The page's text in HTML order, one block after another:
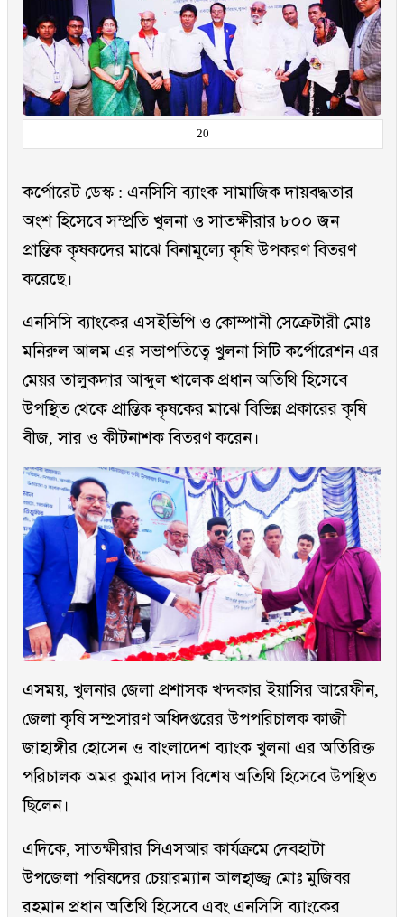
20
কর্পোরেট ডেস্ক : এনসিসি ব্যাংক সামাজিক দায়বদ্ধতার
অংশ হিসেবে সম্প্রতি খুলনা ও সাতক্ষীরার ৮০০ জন
প্রান্তিক কৃষকদের মাঝে বিনামূল্যে কৃষি উপকরণ বিতরণ
করেছে।
এনসিসি ব্যাংকের এসইভিপি ও কোম্পানী সেক্রেটারী মোঃ
মনিরুল আলম এর সভাপতিত্বে খুলনা সিটি কর্পোরেশন এর
মেয়র তালুকদার আব্দুল খালেক প্রধান অতিথি হিসেবে
উপস্থিত থেকে প্রান্তিক কৃষকের মাঝে বিভিন্ন প্রকারের কৃষি
বীজ, সার ও কীটনাশক বিতরণ করেন।
এসময়, খুলনার জেলা প্রশাসক খন্দকার ইয়াসির আরেফীন,
জেলা কৃষি সম্প্রসারণ অধিদপ্তরের উপপরিচালক কাজী
জাহাঙ্গীর হোসেন ও বাংলাদেশ ব্যাংক খুলনা এর অতিরিক্ত
পরিচালক অমর কুমার দাস বিশেষ অতিথি হিসেবে উপস্থিত
ছিলেন।
এদিকে, সাতক্ষীরার সিএসআর কার্যক্রমে দেবহাটা
উপজেলা পরিষদের চেয়ারম্যান আলহ্াজ্জ্ব মোঃ মুজিবর
রহমান প্রধান অতিথি হিসেবে এবং এনসিসি ব্যাংকের